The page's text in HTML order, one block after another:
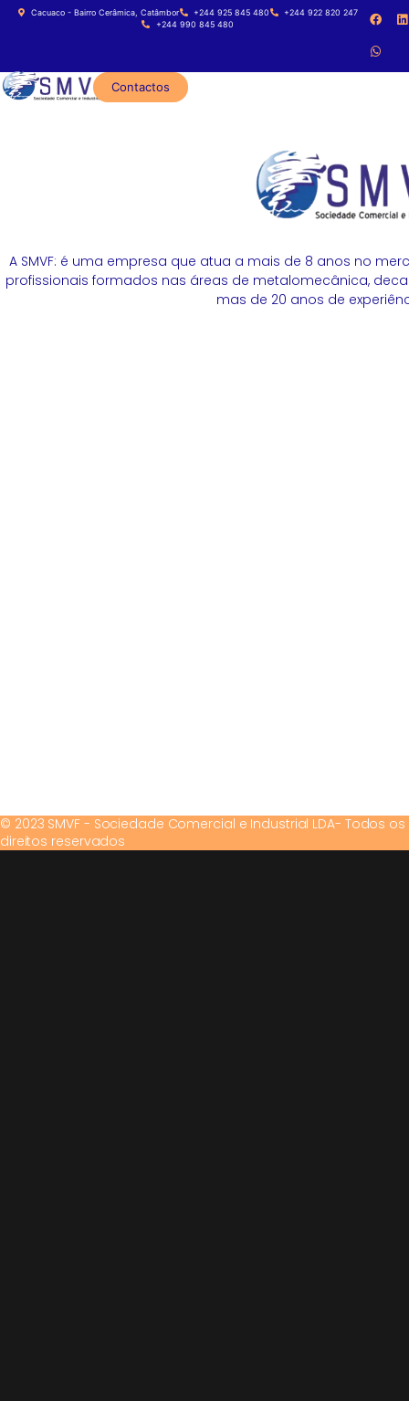
Cacuaco - Bairro Cerâmica, Catâmbor +244 925 845 480
+244 922 820 247
+244 990 845 480
Contactos
A SMVF: é uma empresa que atua a mais de 8 anos no
profissionais formados nas áreas de metalomecânica,
mas de 20 anos de
© 2023 SMVF - Sociedade Comercial e Industrial LDA- Todos os
direitos reservados